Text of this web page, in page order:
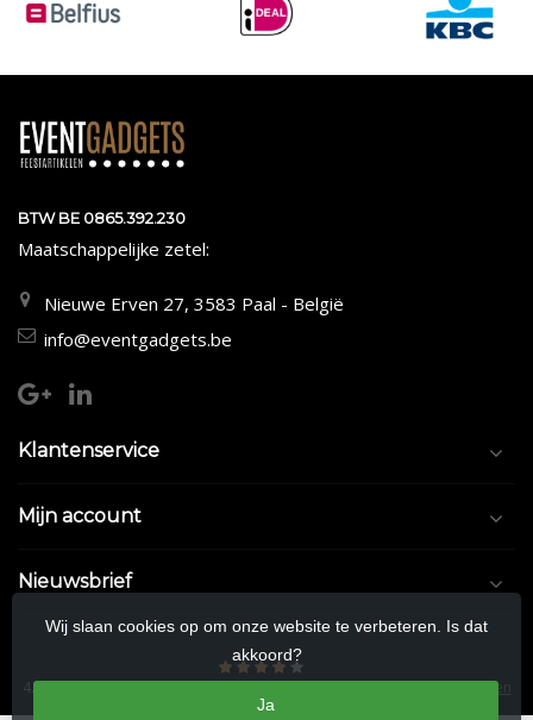
BTW BE 0865.392.230
Maatschappelijke zetel:
Nieuwe Erven 27, 3583 Paal - België
info@eventgadgets.be
Klantenservice
Mijn account
Nieuwsbrief
4.5/5sterren op basis van9/10beoordelingen.Lees 9/10 beoordelingen
Wij slaan cookies op om onze website te verbeteren. Is dat
akkoord?
Ja